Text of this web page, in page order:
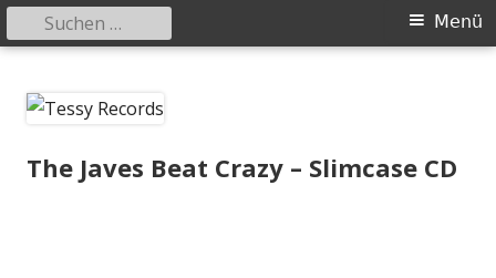
zum
Primäres
Menü
Suchen
nach:
The Javes Beat Crazy – Slimcase CD